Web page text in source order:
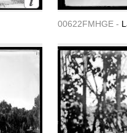
00622FMHGE -